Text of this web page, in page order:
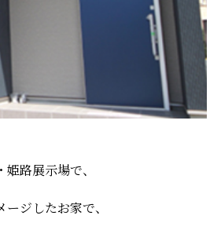
路展示場で、
ジしたお家で、